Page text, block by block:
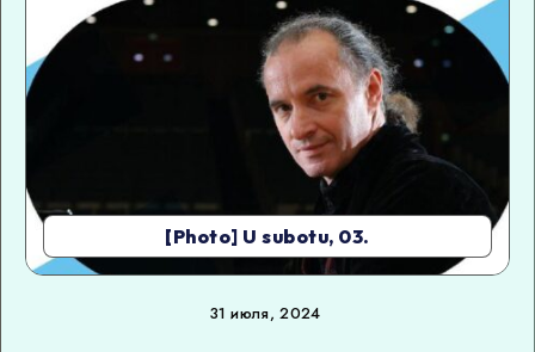
[Photo] U subotu, 03.
31 июля, 2024